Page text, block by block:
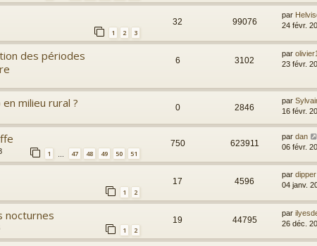
1 2 3
32 99076
par
24 févr.
des périodes
6 3102
par
23 févr.
milieu rural ? 0 2846
par
16 févr.
1 … 47 48 49 50 51
750 623911
par dan
06 févr.
1 2
17 4596
par dipper
04 janv.
nocturnes
1 2
19 44795
par
26 déc.